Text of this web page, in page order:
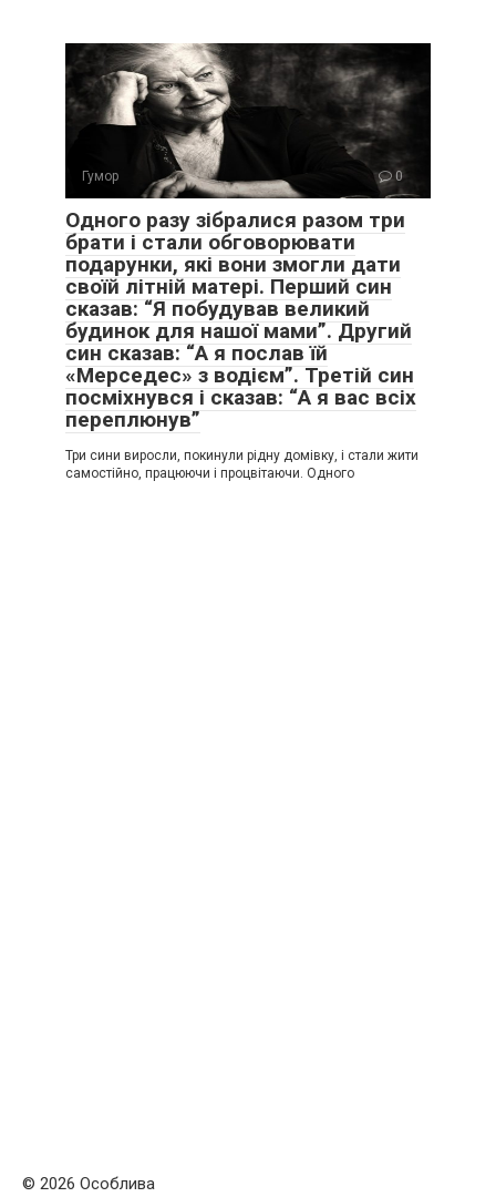
Гумор 0
Одного разу зібралися разом три
брати і стали обговорювати
подарунки, які вони змогли дати
своїй літній матері. Перший син
сказав: “Я побудував великий
будинок для нашої мами”. Другий
син сказав: “А я послав їй
«Мерседес» з водієм”. Третій син
посміхнувся і сказав: “А я вас всіх
переплюнув”
Три сини виросли, покинули рідну домівку, і стали жити
самостійно, працюючи і процвітаючи. Одного
© 2026 Особлива